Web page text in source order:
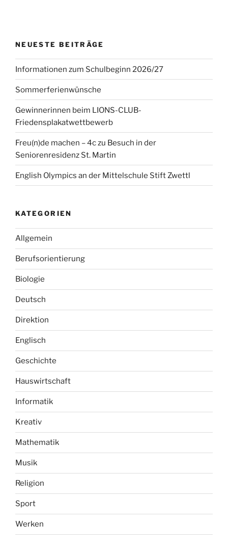
NEUESTE BEITRÄGE
Informationen zum Schulbeginn 2026/27
Sommerferienwünsche
Gewinnerinnen beim LIONS-CLUB-
Friedensplakatwettbewerb
Freu(n)de machen – 4c zu Besuch in der
Seniorenresidenz St. Martin
English Olympics an der Mittelschule Stift Zwettl
KATEGORIEN
Allgemein
Berufsorientierung
Biologie
Deutsch
Direktion
Englisch
Geschichte
Hauswirtschaft
Informatik
Kreativ
Mathematik
Musik
Religion
Sport
Werken